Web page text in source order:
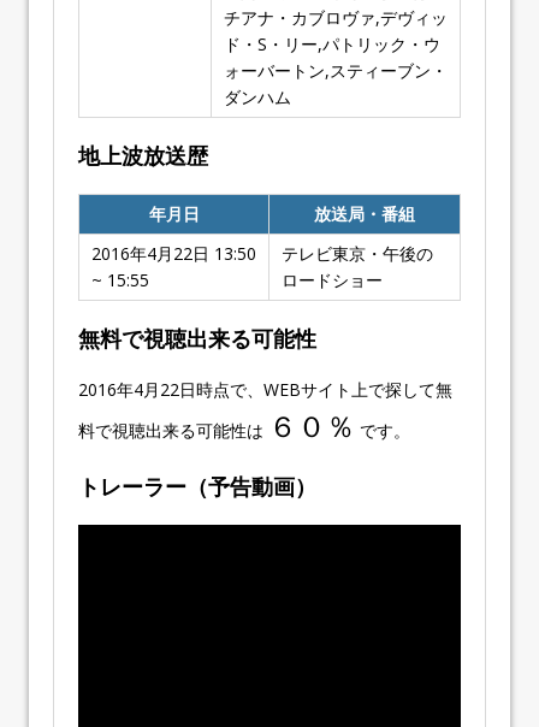
チアナ・カブロヴァ,デヴィッ
ド・S・リー,パトリック・ウ
ォーバートン,スティーブン・
ダンハム
地上波放送歴
年月日
放送局・番組
2016年4月22日 13:50
~ 15:55
テレビ東京・午後の
ロードショー
無料で視聴出来る可能性
2016年4月22日時点で、WEBサイト上で探して無
料で視聴出来る可能性は ６０％ です。
トレーラー（予告動画）